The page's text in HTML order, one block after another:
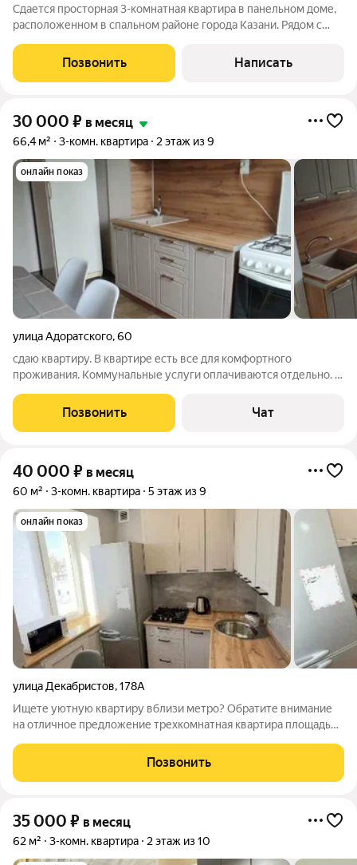
Сдается просторная 3-комнатная квартира в панельном доме,
расположенном в спальном районе города Казани. Рядом с
детский сад, школа, больница, аптека, остановка
общественного транспорта. В квартире
Позвонить Написать
30 000 ₽ в месяц
66,4 м² 3-комн. квартира 2 этаж из 9
онлайн показ
улица Адоратского,60
сдаю квартиру. В квартире есть все для комфортного
проживания. Коммунальные услуги оплачиваются отдельно. В
ответить в чате. Оставьте пожалуйста свой номер телефона
или данные куда вам можно
Позвонить Чат
40 000 ₽ в месяц
60 м² 3-комн. квартира 5 этаж из 9
онлайн показ
улица Декабристов,178А
Ищете уютную квартиру вблизи метро? Обратите внимание
на отличное предложение трехкомнатная квартира площадью
дома. Высота потолков 2. 48 метра, что создаёт легкую и
просторную атмосферу. До
Позвонить
35 000 ₽ в месяц
62 м² 3-комн. квартира 2 этаж из 10